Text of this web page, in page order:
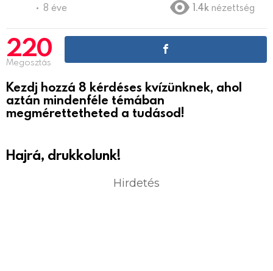
8 éve 1.4k nézettség
220
Megosztás
Kezdj hozzá 8 kérdéses kvízünknek, ahol
aztán mindenféle témában
megmérettetheted a tudásod!
Hajrá, drukkolunk!
Hirdetés